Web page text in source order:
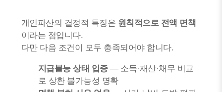
개인파산의 결정적 특징은 원칙적으로 전액 면책
이라는 점입니다.
다만 다음 조건이 모두 충족되어야 합니다.
지급불능 상태 입증— 소득·재산·채무 비교
로 상환 불가능성 명확